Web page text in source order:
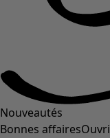
Nouveautés
Bonnes affaires